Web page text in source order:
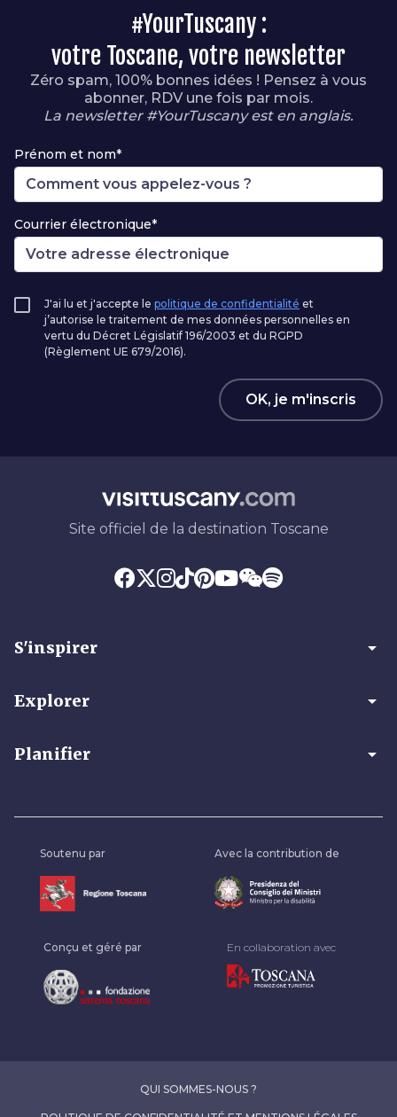
#YourTuscany :
votre Toscane, votre newsletter
Zéro spam, 100% bonnes idées ! Pensez à vous
abonner, RDV une fois par mois.
La newsletter #YourTuscany est en anglais.
Prénom et nom*
Courrier électronique*
J'ai lu et j'accepte le politique de confidentialité et
j’autorise le traitement de mes données personnelles en
vertu du Décret Législatif 196/2003 et du RGPD
(Règlement UE 679/2016).
OK, je m'inscris
Site officiel de la destination Toscane
S'inspirer arrow_drop_down
Explorer arrow_drop_down
Planifier arrow_drop_down
Soutenu par Avec la contribution de
Conçu et géré par En collaboration avec
QUI SOMMES-NOUS ?